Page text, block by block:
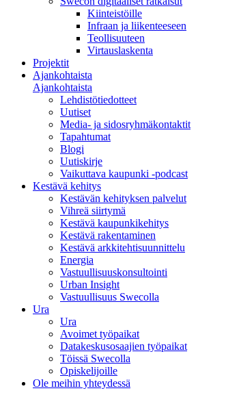
Kiinteistöille
Infraan ja liikenteeseen
Teollisuuteen
Virtauslaskenta
Projektit
Ajankohtaista
Ajankohtaista
Lehdistötiedotteet
Uutiset
Media- ja sidosryhmäkontaktit
Tapahtumat
Blogi
Uutiskirje
Vaikuttava kaupunki -podcast
Kestävä kehitys
Kestävän kehityksen palvelut
Vihreä siirtymä
Kestävä kaupunkikehitys
Kestävä rakentaminen
Kestävä arkkitehtisuunnittelu
Energia
Vastuullisuuskonsultointi
Urban Insight
Vastuullisuus Swecolla
Ura
Ura
Avoimet työpaikat
Datakeskusosaajien työpaikat
Töissä Swecolla
Opiskelijoille
Ole meihin yhteydessä